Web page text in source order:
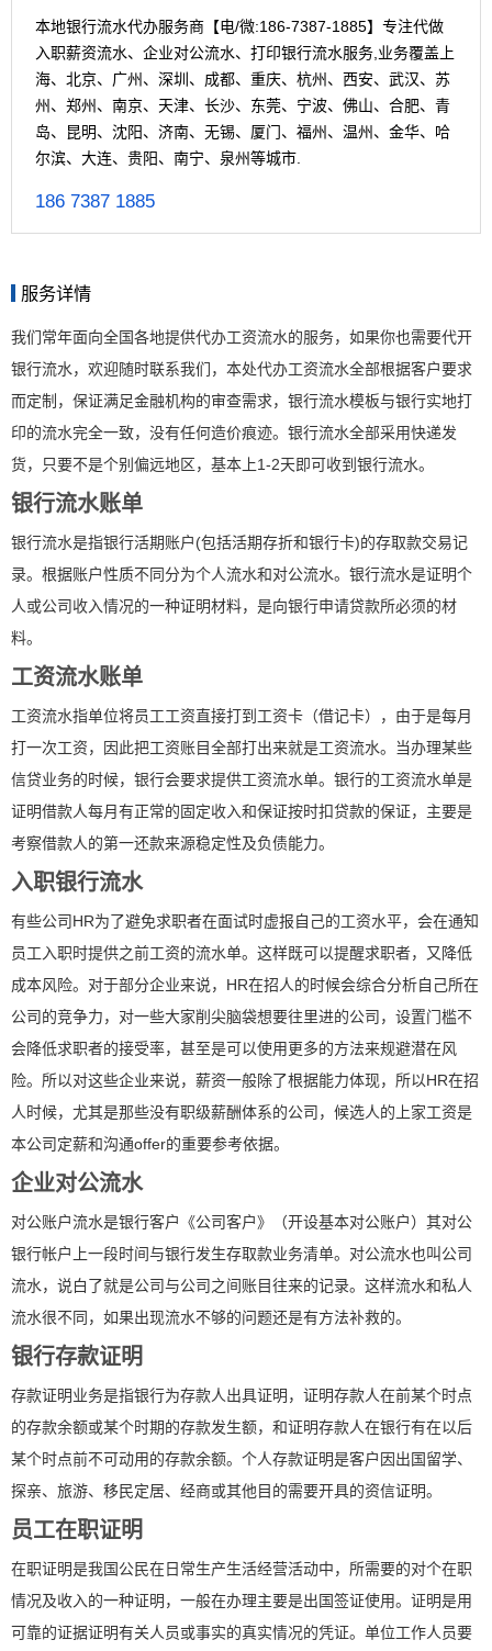
本地银行流水代办服务商【电/微:186-7387-1885】专注代做
入职薪资流水、企业对公流水、打印银行流水服务,业务覆盖上
海、北京、广州、深圳、成都、重庆、杭州、西安、武汉、苏
州、郑州、南京、天津、长沙、东莞、宁波、佛山、合肥、青
岛、昆明、沈阳、济南、无锡、厦门、福州、温州、金华、哈
尔滨、大连、贵阳、南宁、泉州等城市.
186 7387 1885
服务详情
我们常年面向全国各地提供代办工资流水的服务，如果你也需要代开
银行流水，欢迎随时联系我们，本处代办工资流水全部根据客户要求
而定制，保证满足金融机构的审查需求，银行流水模板与银行实地打
印的流水完全一致，没有任何造价痕迹。银行流水全部采用快递发
货，只要不是个别偏远地区，基本上1-2天即可收到银行流水。
银行流水账单
银行流水是指银行活期账户(包括活期存折和银行卡)的存取款交易记
录。根据账户性质不同分为个人流水和对公流水。银行流水是证明个
人或公司收入情况的一种证明材料，是向银行申请贷款所必须的材
料。
工资流水账单
工资流水指单位将员工工资直接打到工资卡（借记卡），由于是每月
打一次工资，因此把工资账目全部打出来就是工资流水。当办理某些
信贷业务的时候，银行会要求提供工资流水单。银行的工资流水单是
证明借款人每月有正常的固定收入和保证按时扣贷款的保证，主要是
考察借款人的第一还款来源稳定性及负债能力。
入职银行流水
有些公司HR为了避免求职者在面试时虚报自己的工资水平，会在通知
员工入职时提供之前工资的流水单。这样既可以提醒求职者，又降低
成本风险。对于部分企业来说，HR在招人的时候会综合分析自己所在
公司的竞争力，对一些大家削尖脑袋想要往里进的公司，设置门槛不
会降低求职者的接受率，甚至是可以使用更多的方法来规避潜在风
险。所以对这些企业来说，薪资一般除了根据能力体现，所以HR在招
人时候，尤其是那些没有职级薪酬体系的公司，候选人的上家工资是
本公司定薪和沟通offer的重要参考依据。
企业对公流水
对公账户流水是银行客户《公司客户》（开设基本对公账户）其对公
银行帐户上一段时间与银行发生存取款业务清单。对公流水也叫公司
流水，说白了就是公司与公司之间账目往来的记录。这样流水和私人
流水很不同，如果出现流水不够的问题还是有方法补救的。
银行存款证明
存款证明业务是指银行为存款人出具证明，证明存款人在前某个时点
的存款余额或某个时期的存款发生额，和证明存款人在银行有在以后
某个时点前不可动用的存款余额。个人存款证明是客户因出国留学、
探亲、旅游、移民定居、经商或其他目的需要开具的资信证明。
员工在职证明
在职证明是我国公民在日常生产生活经营活动中，所需要的对个在职
情况及收入的一种证明，一般在办理主要是出国签证使用。证明是用
可靠的证据证明有关人员或事实的真实情况的凭证。单位工作人员要